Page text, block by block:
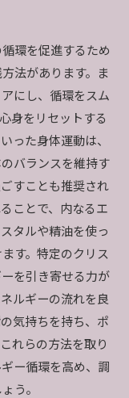
環を促進するため
法があります。ま
にし、循環をスム
身をリセットする
った身体運動は、
バランスを維持す
すことも推奨され
ことで、内なるエ
タルや精油を使っ
す。特定のクリス
を引き寄せる力が
ルギーの流れを良
気持ちを持ち、ポ
れらの方法を取り
ー循環を高め、調
う。